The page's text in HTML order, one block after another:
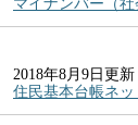
マイナンバー（
2018年8月9日更新
住民基本台帳ネ